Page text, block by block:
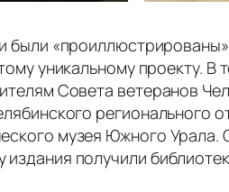
были
уникальному проекту.
Совета ветеранов
регионального
музея Южного
получили